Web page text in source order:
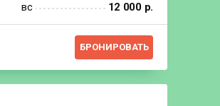
вс
12 000 р.
БРОНИРОВАТЬ